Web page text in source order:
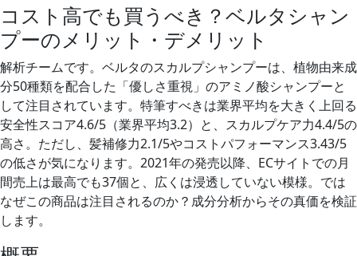
コスト高でも買うべき？ベルタシャン
プーのメリット・デメリット
解析チームです。ベルタのスカルプシャンプーは、植物由来成
分50種類を配合した「優しさ重視」のアミノ酸シャンプーと
して注目されています。特筆すべきは業界平均を大きく上回る
安全性スコア4.6/5（業界平均3.2）と、スカルプケア力4.4/5の
高さ。ただし、髪補修力2.1/5やコストパフォーマンス3.43/5
の低さが気になります。2021年の発売以降、ECサイトでの月
間売上は最高でも37個と、広くは浸透していない模様。では
なぜこの商品は注目されるのか？成分分析からその真価を検証
します。